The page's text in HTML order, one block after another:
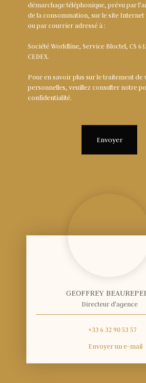
démarchage téléphonique, prévu par
de la consommation, sur le site
ou par courrier adressé à :
Société Worldline, Service Bloctel, CS
CEDEX.
Pour en savoir plus sur le traitement de
personnelles, veuillez consulter notre
confidentialité.
Envoyer
GEOFFREY
Directeur d'agence
+33 6 32 90 53 57
Envoyer un e-mail